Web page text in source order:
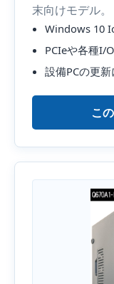
末向けモデル。
Windows 10
PCIeや各種I/
設備PCの更
こ